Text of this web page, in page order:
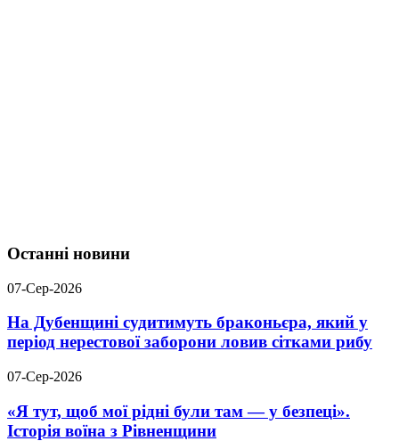
Останні новини
07-Сер-2026
На Дубенщині судитимуть браконьєра, який у
період нерестової заборони ловив сітками рибу
07-Сер-2026
«Я тут, щоб мої рідні були там — у безпеці».
Історія воїна з Рівненщини